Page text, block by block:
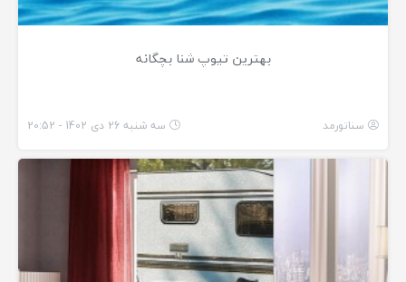
بهترین تیوپ شنا بچگانه
سناتورمد سه شنبه 26 دی 1402 - 20:52